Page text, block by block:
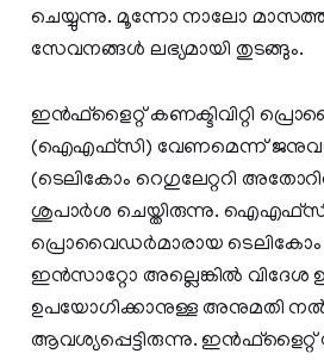
ചെയ്യുന്നു. മൂന്നോ നാലോ
സേവനങ്ങള്‍ ലഭ്യമായി തുടങ്ങും.
ഇന്‍ഫ്‌ളൈറ്റ് കണക്ടിവിറ്റി
(ഐഎഫ്‌സി) വേണമെന്ന്
(ടെലികോം റെഗുലേറ്ററി
ശുപാര്‍ശ ചെയ്തിരുന്നു.
പ്രൊവൈഡര്‍മാരായ
ഇന്‍സാറ്റോ അല്ലെങ്കില്‍ വിദേശ
ഉപയോഗിക്കാനുള്ള അനുമതി
ആവശ്യപ്പെട്ടിരുന്നു.